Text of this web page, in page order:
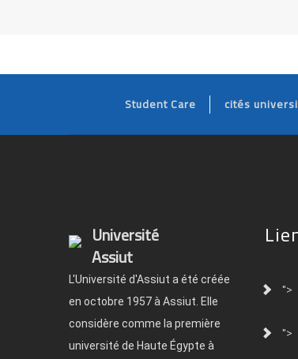
Student Care cités
Université
Assiut
L'Université d'Assiut a été créée
en octobre 1957 à Assiut. Elle
considère comme la première
université de Haute Égypte à
">
">